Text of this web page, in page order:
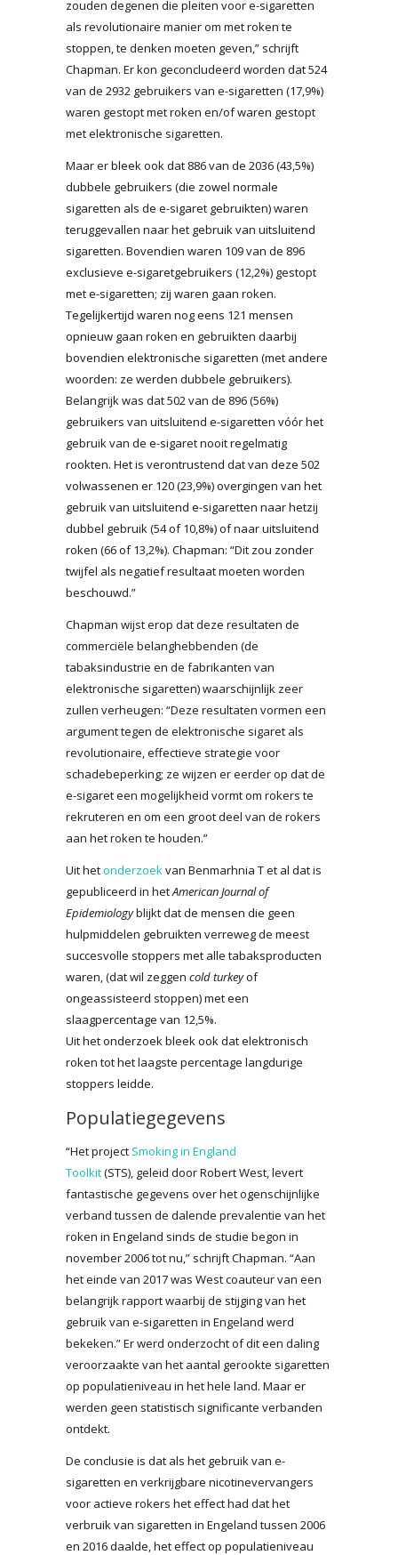
zouden degenen die pleiten voor e-sigaretten
als revolutionaire manier om met roken te
stoppen, te denken moeten geven,” schrijft
Chapman. Er kon geconcludeerd worden dat 524
van de 2932 gebruikers van e-sigaretten (17,9%)
waren gestopt met roken en/of waren gestopt
met elektronische sigaretten.
Maar er bleek ook dat 886 van de 2036 (43,5%)
dubbele gebruikers (die zowel normale
sigaretten als de e-sigaret gebruikten) waren
teruggevallen naar het gebruik van uitsluitend
sigaretten. Bovendien waren 109 van de 896
exclusieve e-sigaretgebruikers (12,2%) gestopt
met e-sigaretten; zij waren gaan roken.
Tegelijkertijd waren nog eens 121 mensen
opnieuw gaan roken en gebruikten daarbij
bovendien elektronische sigaretten (met andere
woorden: ze werden dubbele gebruikers).
Belangrijk was dat 502 van de 896 (56%)
gebruikers van uitsluitend e-sigaretten vóór het
gebruik van de e-sigaret nooit regelmatig
rookten. Het is verontrustend dat van deze 502
volwassenen er 120 (23,9%) overgingen van het
gebruik van uitsluitend e-sigaretten naar hetzij
dubbel gebruik (54 of 10,8%) of naar uitsluitend
roken (66 of 13,2%). Chapman: “Dit zou zonder
twijfel als negatief resultaat moeten worden
beschouwd.”
Chapman wijst erop dat deze resultaten de
commerciële belanghebbenden (de
tabaksindustrie en de fabrikanten van
elektronische sigaretten) waarschijnlijk zeer
zullen verheugen: “Deze resultaten vormen een
argument tegen de elektronische sigaret als
revolutionaire, effectieve strategie voor
schadebeperking; ze wijzen er eerder op dat de
e-sigaret een mogelijkheid vormt om rokers te
rekruteren en om een groot deel van de rokers
aan het roken te houden.”
Uit hetonderzoekvan Benmarhnia T et al dat is
gepubliceerd in hetAmerican Journal of
Epidemiologyblijkt dat de mensen die geen
hulpmiddelen gebruikten verreweg de meest
succesvolle stoppers met alle tabaksproducten
waren, (dat wil zeggen cold turkeyof
ongeassisteerd stoppen) met een
slaagpercentage van 12,5%.
Uit het onderzoek bleek ook dat elektronisch
roken tot het laagste percentage langdurige
stoppers leidde.
Populatiegegevens
“Het project Smoking in England
Toolkit(STS), geleid door Robert West, levert
fantastische gegevens over het ogenschijnlijke
verband tussen de dalende prevalentie van het
roken in Engeland sinds de studie begon in
november 2006 tot nu,” schrijft Chapman. “Aan
het einde van 2017 was West coauteur van een
belangrijk rapport waarbij de stijging van het
gebruik van e-sigaretten in Engeland werd
bekeken.” Er werd onderzocht of dit een daling
veroorzaakte van het aantal gerookte sigaretten
op populatieniveau in het hele land. Maar er
werden geen statistisch significante verbanden
ontdekt.
De conclusie is dat als het gebruik van e-
sigaretten en verkrijgbare nicotinevervangers
voor actieve rokers het effect had dat het
verbruik van sigaretten in Engeland tussen 2006
en 2016 daalde, het effect op populatieniveau